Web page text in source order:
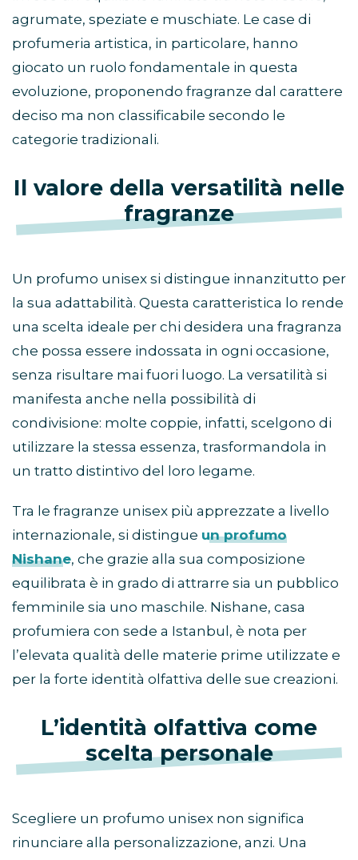
agrumate, speziate e muschiate. Le case di
profumeria artistica, in particolare, hanno
giocato un ruolo fondamentale in questa
evoluzione, proponendo fragranze dal carattere
deciso ma non classificabile secondo le
categorie tradizionali.
Il valore della versatilità nelle
fragranze
Un profumo unisex si distingue innanzitutto per
la sua adattabilità. Questa caratteristica lo rende
una scelta ideale per chi desidera una fragranza
che possa essere indossata in ogni occasione,
senza risultare mai fuori luogo. La versatilità si
manifesta anche nella possibilità di
condivisione: molte coppie, infatti, scelgono di
utilizzare la stessa essenza, trasformandola in
un tratto distintivo del loro legame.
Tra le fragranze unisex più apprezzate a livello
internazionale, si distingue un profumo
Nishane, che grazie alla sua composizione
equilibrata è in grado di attrarre sia un pubblico
femminile sia uno maschile. Nishane, casa
profumiera con sede a Istanbul, è nota per
l’elevata qualità delle materie prime utilizzate e
per la forte identità olfattiva delle sue creazioni.
L’identità olfattiva come
scelta personale
Scegliere un profumo unisex non significa
rinunciare alla personalizzazione, anzi. Una